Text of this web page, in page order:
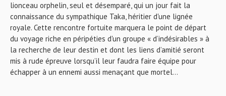
lionceau orphelin, seul et désemparé, qui un jour fait la
connaissance du sympathique Taka, héritier d'une lignée
royale. Cette rencontre fortuite marquera le point de départ
du voyage riche en péripéties d'un groupe « d’indésirables » à
la recherche de leur destin et dont les liens d’amitié seront
mis à rude épreuve lorsqu’il leur faudra faire équipe pour
échapper à un ennemi aussi menaçant que mortel…